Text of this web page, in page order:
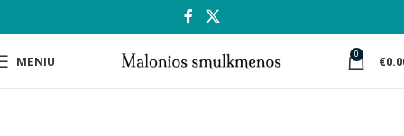
MENIU
0
€